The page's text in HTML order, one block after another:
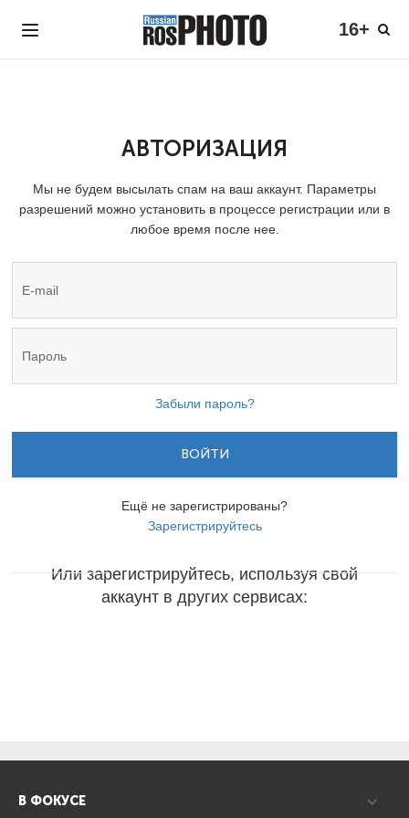
16+
АВТОРИЗАЦИЯ
Мы не будем высылать спам на ваш аккаунт. Параметры
разрешений можно установить в процессе регистрации или в
любое время после нее.
Забыли пароль?
ВОЙТИ
Ещё не зарегистрированы?
Зарегистрируйтесь
Или зарегистрируйтесь, используя свой
аккаунт в других сервисах:
В ФОКУСЕ